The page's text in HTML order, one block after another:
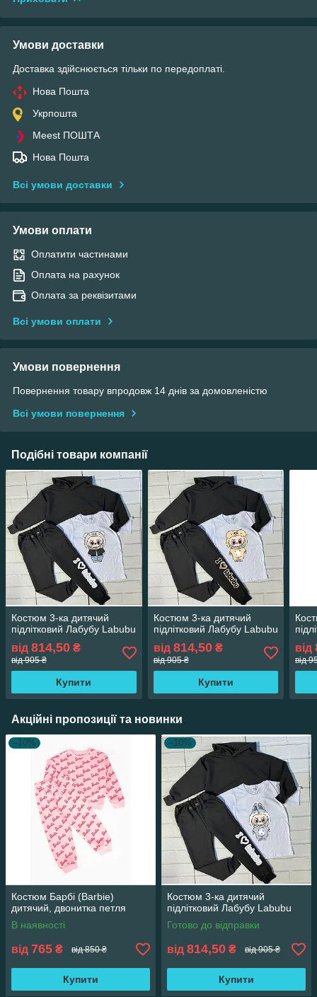
Умови доставки
Доставка здійснюється тільки по передоплаті.
Нова Пошта
Укрпошта
Meest ПОШТА
Нова Пошта
Всі умови доставки
Умови оплати
Оплатити частинами
Оплата на рахунок
Оплата за реквізитами
Всі умови оплати
Умови повернення
Повернення товару впродовж 14 днів за домовленістю
Всі умови повернення
Подібні товари компанії
Костюм 3-ка дитячий
підлітковий Лабубу Labubu
від 814,50 ₴
від 905 ₴
Купити
Костюм 3-ка дитячий
підлітковий Лабубу Labubu
від 814,50₴
від 905 ₴
Купити
від
від
Акційні пропозиції та новинки
–10%
Костюм Барбі (Barbie)
дитячий, двонитка петля
В наявності
від 765 ₴ від 850 ₴
Купити
–10%
Костюм 3-ка дитячий
підлітковий Лабубу Labubu
Готово до відправки
від 814,50 ₴ від 905 ₴
Купити